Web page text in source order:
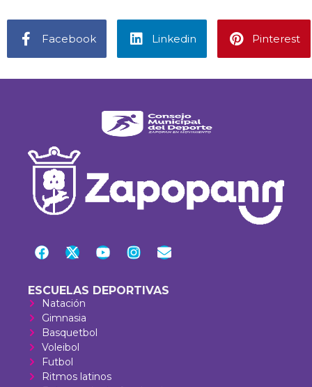
Facebook Linkedin Pinterest
ESCUELAS DEPORTIVAS
Natación
Gimnasia
Basquetbol
Voleibol
Futbol
Ritmos latinos